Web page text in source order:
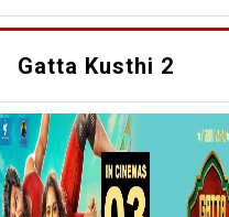
Gatta Kusthi 2